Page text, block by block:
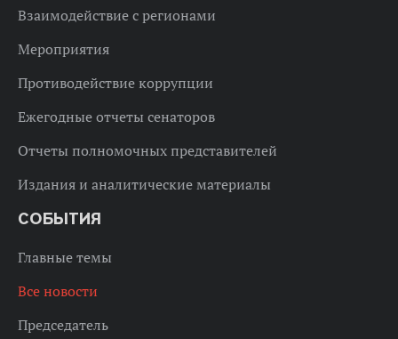
Взаимодействие с регионами
Мероприятия
Противодействие коррупции
Ежегодные отчеты сенаторов
Отчеты полномочных представителей
Издания и аналитические материалы
СОБЫТИЯ
Главные темы
Все новости
Председатель